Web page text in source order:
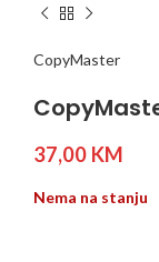
CopyMaster
37,00 KM
Nema na stanju